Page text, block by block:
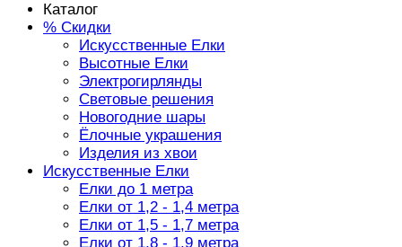
Каталог
% Скидки
Искусственные Елки
Высотные Елки
Электрогирлянды
Световые решения
Новогодние шары
Ёлочные украшения
Изделия из хвои
Искусственные Елки
Елки до 1 метра
Елки от 1,2 - 1,4 метра
Елки от 1,5 - 1,7 метра
Елки от 1,8 - 1,9 метра